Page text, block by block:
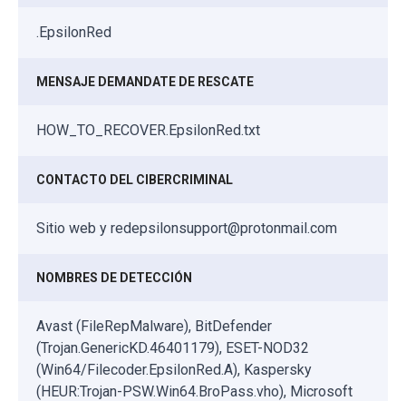
.EpsilonRed
MENSAJE DEMANDATE DE RESCATE
HOW_TO_RECOVER.EpsilonRed.txt
CONTACTO DEL CIBERCRIMINAL
Sitio web y redepsilonsupport@protonmail.com
NOMBRES DE DETECCIÓN
Avast (FileRepMalware), BitDefender
(Trojan.GenericKD.46401179), ESET-NOD32
(Win64/Filecoder.EpsilonRed.A), Kaspersky
(HEUR:Trojan-PSW.Win64.BroPass.vho), Microsoft